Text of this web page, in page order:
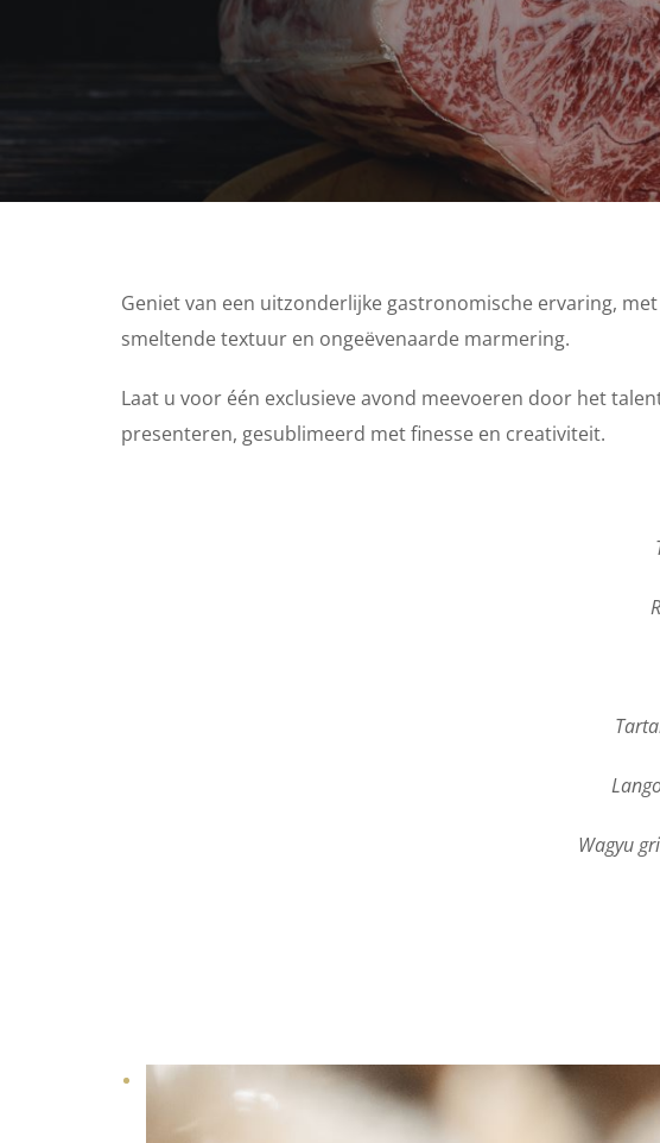
Geniet van een uitzonderlijke gastronomische ervaring,
smeltende textuur en ongeëvenaarde marmering.
Laat u voor één exclusieve avond meevoeren door het
presenteren, gesublimeerd met finesse en creativiteit.
Wagyu